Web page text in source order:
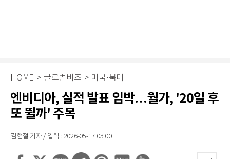
HOME > 글로벌비즈 > 미국·북미
엔비디아, 실적 발표 임박…월가, '20일 후
또 뛸까' 주목
김현철 기자 / 입력 : 2026-05-17 03:00